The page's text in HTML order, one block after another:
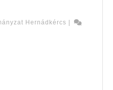
Hernádkércs Önkormányzat